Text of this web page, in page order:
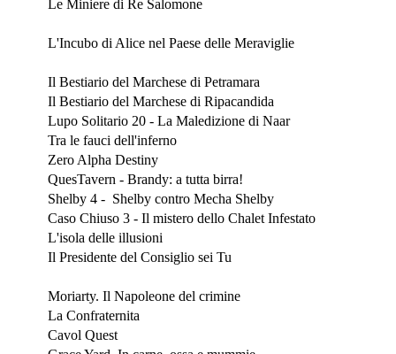
Le Miniere di Re Salomone
L'Incubo di Alice nel Paese delle Meraviglie
Il Bestiario del Marchese di Petramara
Il Bestiario del Marchese di Ripacandida
Lupo Solitario 20 - La Maledizione di Naar
Tra le fauci dell'inferno
Zero Alpha Destiny
QuesTavern - Brandy: a tutta birra!
Shelby 4 - Shelby contro Mecha Shelby
Caso Chiuso 3 - Il mistero dello Chalet Infestato
L'isola delle illusioni
Il Presidente del Consiglio sei Tu
Moriarty. Il Napoleone del crimine
La Confraternita
Cavol Quest